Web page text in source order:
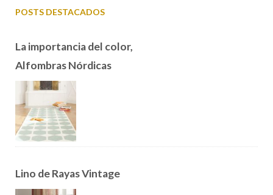
POSTS DESTACADOS
La importancia del color,
Alfombras Nórdicas
Lino de Rayas Vintage